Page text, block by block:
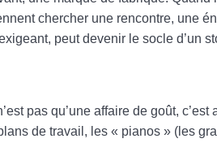
chercher une rencontre, une
peut devenir le socle d’un
pas qu’une affaire de goût,
de travail, les « pianos » (les